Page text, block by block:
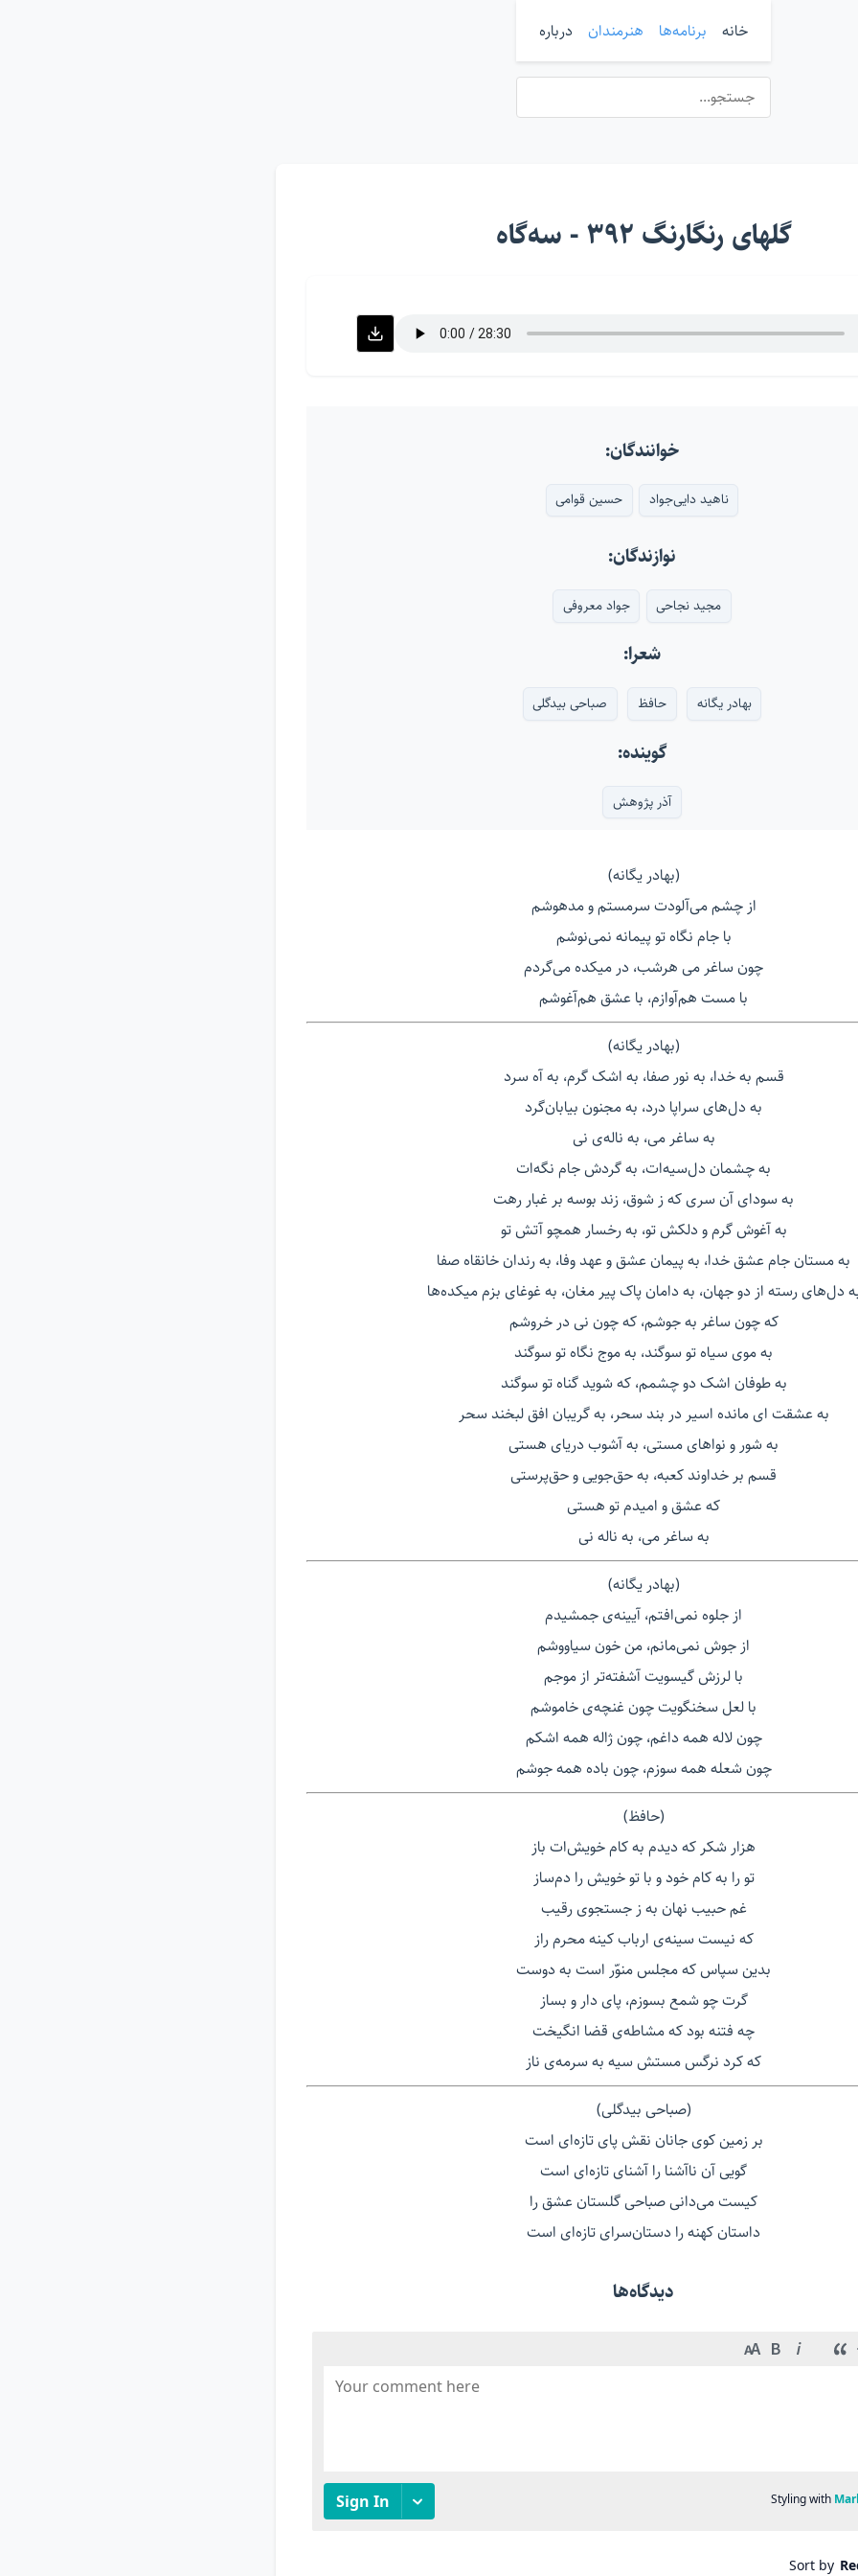
خانه برنامه‌ها هنرمندان درباره
گلهای رنگارنگ ۳۹۲ - سه‌گاه
خوانندگان:
ناهید دایی‌جواد حسین قوامی
نوازندگان:
مجید نجاحی جواد معروفی
شعرا:
بهادر یگانه حافظ صباحی بیدگلی
گوینده:
آذر پژوهش
(بهادر یگانه)
از چشم می‌آلودت سرمستم و مدهوشم
با جام نگاه تو پیمانه نمی‌نوشم
چون ساغر می هرشب، در میکده می‌گردم
با مست هم‌آوازم، با عشق هم‌آغوشم
(بهادر یگانه)
قسم به خدا، به نور صفا، به اشک گرم، به آه سرد
به دل‌های سراپا درد، به مجنون بیابان‌گرد
به ساغر می، به ناله‌ی نی
به چشمان دل‌سیه‌ات، به گردش جام نگه‌ات
به سودای آن سری که ز شوق، زند بوسه بر غبار رهت
به آغوش گرم و دلکش تو، به رخسار همچو آتش تو
به مستان جام عشق خدا، به پیمان عشق و عهد وفا، به رندان خانقاه صفا
دل‌های رسته از دو جهان، به دامان پاک پیر مغان، به غوغای بزم میکده‌ها
که چون ساغر به جوشم، که چون نی در خروشم
به موی سیاه تو سوگند، به موج نگاه تو سوگند
به طوفان اشک دو چشمم، که شوید گناه تو سوگند
به عشقت ای مانده اسیر در بند سحر، به گریبان افق لبخند سحر
به شور و نواهای مستی، به آشوب دریای هستی
قسم بر خداوند کعبه، به حق‌جویی و حق‌پرستی
که عشق و امیدم تو هستی
به ساغر می، به ناله نی
(بهادر یگانه)
از جلوه نمی‌افتم، آیینه‌ی جمشیدم
از جوش نمی‌مانم، من خون سیاووشم
با لرزش گیسویت آشفته‌تر از موجم
با لعل سخنگویت چون غنچه‌ی خاموشم
چون لاله همه داغم، چون ژاله همه اشکم
چون شعله همه سوزم، چون باده همه جوشم
(حافظ)
هزار شکر که دیدم به کام خویش‌ات باز
تو را به كام خود و با تو خویش را دم‌ساز
غم حبیب نهان به ز جستجوی رقیب
که نیست سینه‌ی ارباب کینه محرم راز
بدین سپاس که مجلس منوّر است به دوست
گرت چو شمع بسوزم، پای دار و بساز
چه فتنه بود که مشاطه‌ی قضا انگیخت
که کرد نرگس مستش سیه به سرمه‌ی ناز
(صباحی بیدگلی)
بر زمین کوی جانان نقش پای تازه‌ای است
گویی آن ناآشنا را آشنای تازه‌ای است
کیست می‌دانی صباحی گلستان عشق را
داستان کهنه را دستان‌سرای تازه‌ای است
دیدگاه‌ها